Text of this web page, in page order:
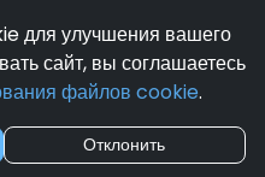
для улучшения вашего
сайт, вы соглашаетесь
файлов cookie.
Отклонить